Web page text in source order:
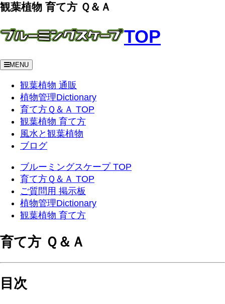
観葉植物 育て方 Ｑ＆Ａ
TOP
MENU
観葉植物 通販
植物管理Dictionary
育て方Ｑ＆Ａ TOP
観葉植物 育て方
風水と観葉植物
ブログ
ブルーミングスケープ TOP
育て方Ｑ＆Ａ TOP
ご質問用 掲示板
植物管理Dictionary
観葉植物 育て方
育て方 Ｑ＆Ａ
目次